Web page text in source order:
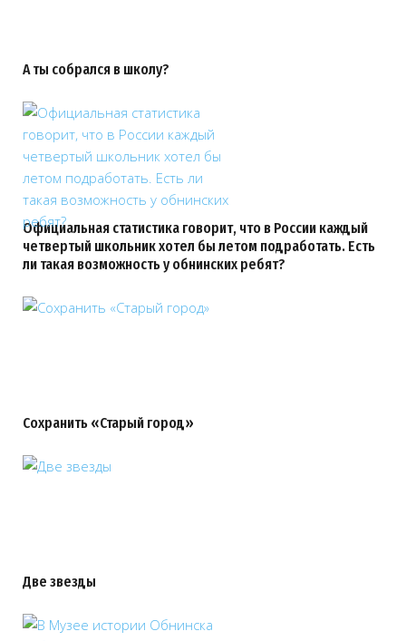
А ты собрался в школу?
Официальная статистика говорит, что в России каждый
четвертый школьник хотел бы летом подработать. Есть
ли такая возможность у обнинских ребят?
Сохранить «Старый город»
Две звезды